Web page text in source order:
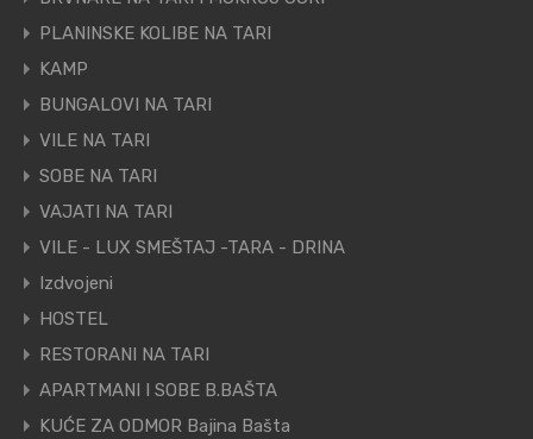
PLANINSKE KOLIBE NA TARI
KAMP
BUNGALOVI NA TARI
VILE NA TARI
SOBE NA TARI
VAJATI NA TARI
VILE - LUX SMEŠTAJ -TARA - DRINA
Izdvojeni
HOSTEL
RESTORANI NA TARI
APARTMANI I SOBE B.BAŠTA
KUĆE ZA ODMOR Bajina Bašta